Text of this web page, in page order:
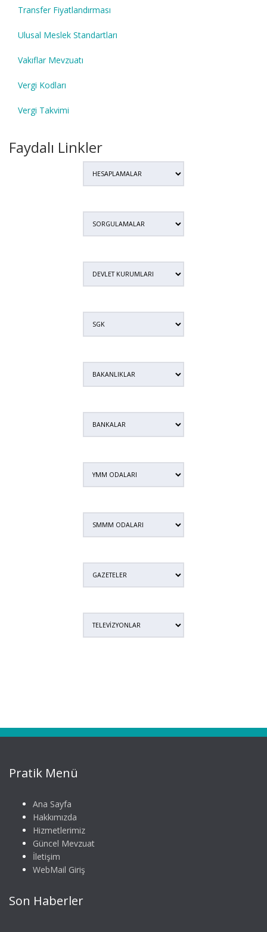
Transfer Fiyatlandırması
Ulusal Meslek Standartları
Vakıflar Mevzuatı
Vergi Kodları
Vergi Takvimi
Faydalı Linkler
Pratik Menü
Ana Sayfa
Hakkımızda
Hizmetlerimiz
Güncel Mevzuat
İletişim
WebMail Giriş
Son Haberler